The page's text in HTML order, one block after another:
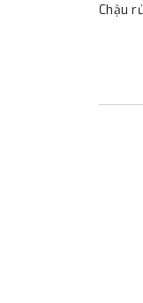
Chậu